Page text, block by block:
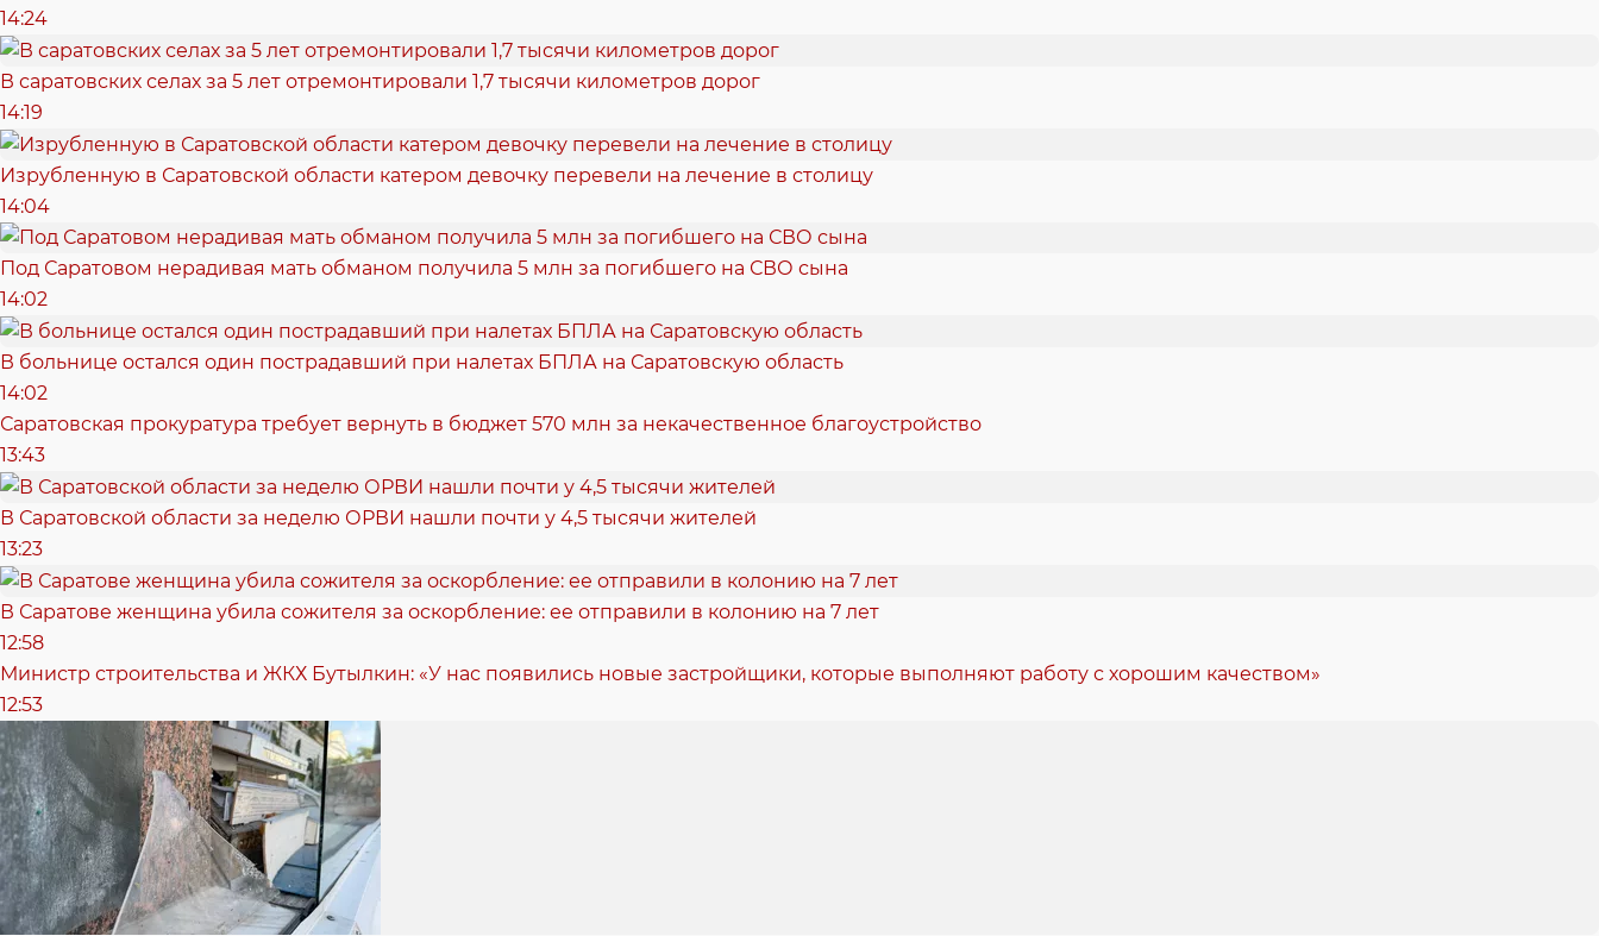
14:24
В саратовских селах за 5 лет отремонтировали 1,7 тысячи километров дорог
14:19
Изрубленную в Саратовской области катером девочку перевели на лечение в столицу
14:04
Под Саратовом нерадивая мать обманом получила 5 млн за погибшего на СВО сына
14:02
В больнице остался один пострадавший при налетах БПЛА на Саратовскую область
14:02
Саратовская прокуратура требует вернуть в бюджет 570 млн за некачественное благоустройство
13:43
В Саратовской области за неделю ОРВИ нашли почти у 4,5 тысячи жителей
13:23
В Саратове женщина убила сожителя за оскорбление: ее отправили в колонию на 7 лет
12:58
Министр строительства и ЖКХ Бутылкин: «У нас появились новые застройщики, которые выполняют работу с хорошим качеством»
12:53